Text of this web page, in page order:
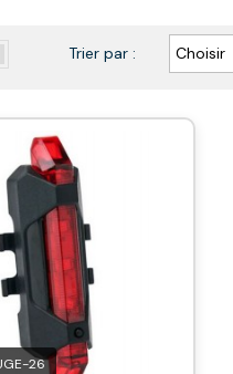
Trier par : Choisir
26